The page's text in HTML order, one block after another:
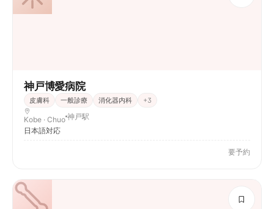
神戸博愛病院
皮膚科 一般診療 消化器内科 +3
Kobe · Chuo 神戸駅
日本語対応
要予約